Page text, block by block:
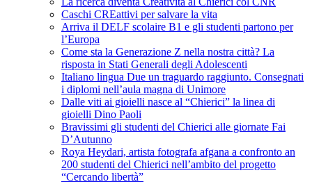
Caschi CREattivi per salvare la vita
Arriva il DELF scolaire B1 e gli studenti partono per
l’Europa
Come sta la Generazione Z nella nostra città? La
risposta in Stati Generali degli Adolescenti
Italiano lingua Due un traguardo raggiunto. Consegnati
i diplomi nell’aula magna di Unimore
Dalle viti ai gioielli nasce al “Chierici” la linea di
gioielli Dino Paoli
Bravissimi gli studenti del Chierici alle giornate Fai
D’Autunno
Roya Heydari, artista fotografa afgana a confronto an
200 studenti del Chierici nell’ambito del progetto
“Cercando libertà”